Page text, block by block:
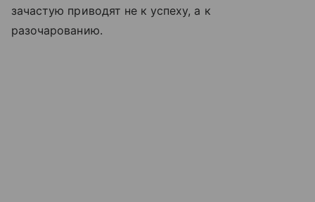
зачастую приводят не к успеху, а к
разочарованию.